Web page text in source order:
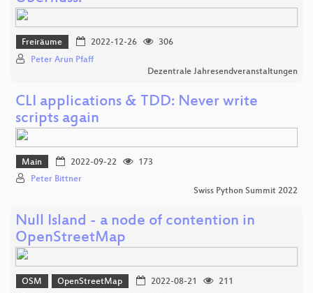
Freiräume 2022-12-26
306
Peter Arun Pfaff
Dezentrale Jahresendveranstaltungen
CLI applications & TDD: Never write
scripts again
Main 2022-09-22
173
Peter Bittner
Swiss Python Summit 2022
Null Island - a node of contention in
OpenStreetMap
OSM OpenStreetMap 2022-08-21
211